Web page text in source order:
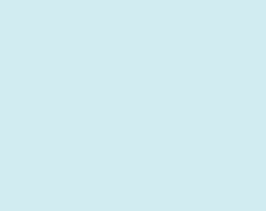
賠償10万ウォンを認定 ⇒ 総額3兆7,000億
年竣工と公示
ちょがみしたのでは。
かけ「出て行け！」「極右勢力」のプラカー